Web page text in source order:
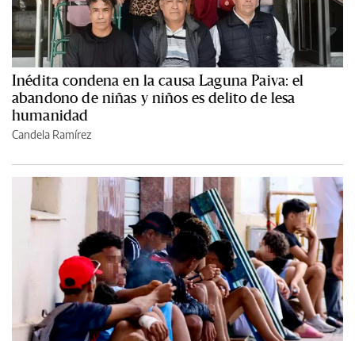
Inédita condena en la causa Laguna Paiva: el
abandono de niñas y niños es delito de lesa
humanidad
Candela Ramírez